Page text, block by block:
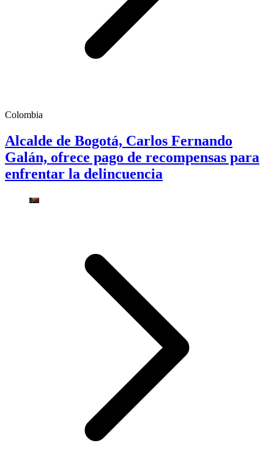
Colombia
Alcalde de Bogotá, Carlos Fernando
Galán, ofrece pago de recompensas para
enfrentar la delincuencia